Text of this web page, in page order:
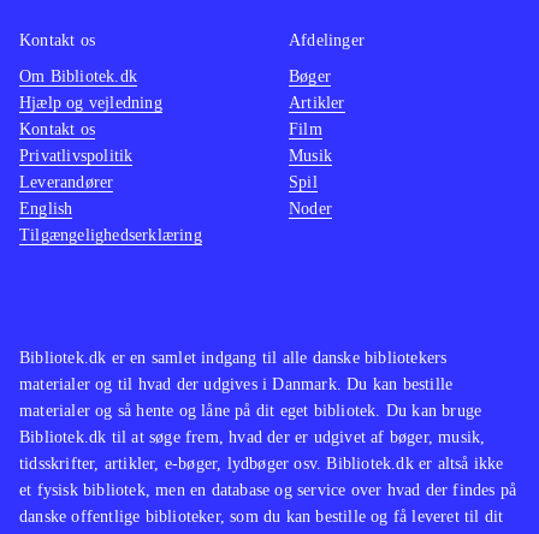
Bibliotek.dk er en samlet indgang til alle danske bibliotekers
materialer og til hvad der udgives i Danmark. Du kan bestille
materialer og så hente og låne på dit eget bibliotek. Du kan bruge
Bibliotek.dk til at søge frem, hvad der er udgivet af bøger, musik,
tidsskrifter, artikler, e-bøger, lydbøger osv. Bibliotek.dk er altså ikke
et fysisk bibliotek, men en database og service over hvad der findes på
danske offentlige biblioteker, som du kan bestille og få leveret til dit
Kontakt os
Om Bibliotek.dk
Hjælp og vejledning
Kontakt os
Privatlivspolitik
Leverandører
English
Tilgængelighedserklæring
Afdelinger
Bøger
Artikler
Film
Musik
Spil
Noder